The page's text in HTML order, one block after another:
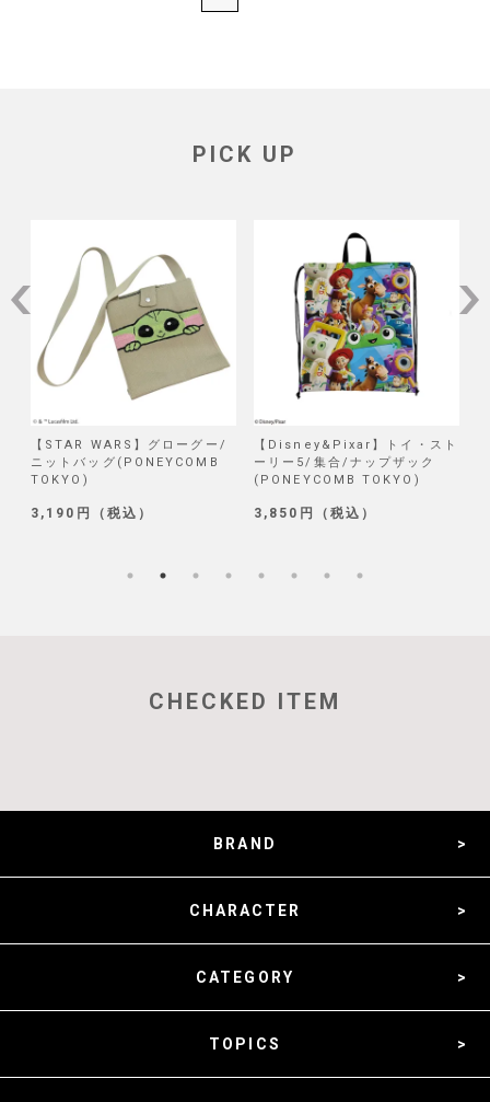
PICK UP
【Disney&Pixar】トイ・スト
ーリー5/集合/ナップザック
(PONEYCOMB TOKYO)
3,850円（税込）
【Disney】リロ＆スティッチ/
試作品/ブラインド巾着 第二弾
(PONEYCOMB TOKYO)
1,320円（税込）
CHECKED ITEM
BRAND
CHARACTER
CATEGORY
TOPICS